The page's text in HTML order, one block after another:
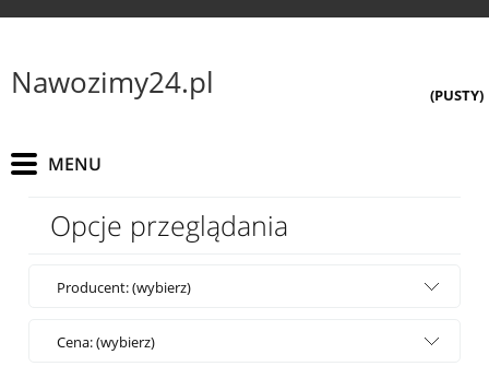
Nawozimy24.pl (PUSTY)
Opcje przeglądania
Producent: (wybierz)
Cena: (wybierz)